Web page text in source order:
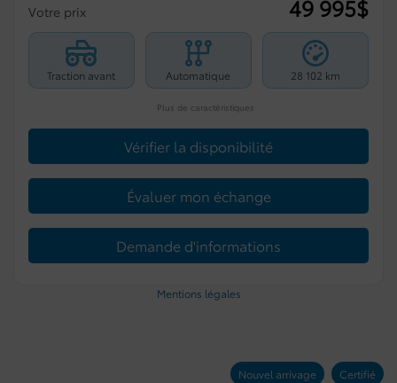
Votre prix 49 995$
Traction avant Automatique 28 102 km
Plus de caractéristiques
Vérifier la disponibilité
Évaluer mon échange
Demande d'informations
Mentions légales
Nouvel arrivage Certifié